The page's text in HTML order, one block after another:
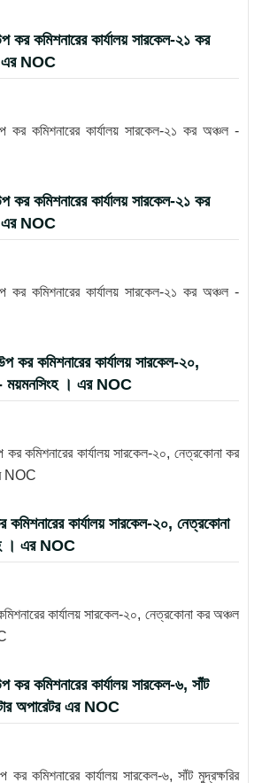
কমিশনারের কার্যালয় সারকেল-২১ কর
এর NOC
কমিশনারের কার্যালয় সারকেল-২১ কর অঞ্চল -
কমিশনারের কার্যালয় সারকেল-২১ কর
এর NOC
কমিশনারের কার্যালয় সারকেল-২১ কর অঞ্চল -
কর কমিশনারের কার্যালয় সারকেল-২০,
ময়মনসিংহ । এর NOC
কমিশনারের কার্যালয় সারকেল-২০, নেত্রকোনা কর
NOC
কার্যালয় সারকেল-২০, নেত্রকোনা
। এর NOC
কার্যালয় সারকেল-২০, নেত্রকোনা কর অঞ্চল
কর কমিশনারের কার্যালয় সারকেল-৬, সাঁট
অপারেটর এর NOC
কমিশনারের কার্যালয় সারকেল-৬, সাঁট মুদ্রক্ষরির